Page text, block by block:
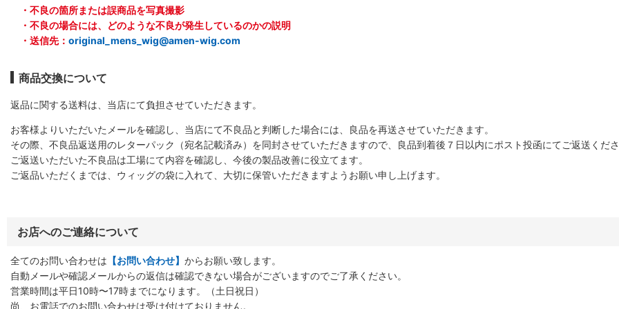
・不良の箇所または誤商品を写真撮影
・不良の場合には、どのような不良が発生しているのかの説明
・送信先：original_mens_wig@amen-wig.com
商品交換について
返品に関する送料は、当店にて負担させていただきます。
お客様よりいただいたメールを確認し、当店にて不良品と判断した場合には、良品を再送させていただきます。
その際、不良品返送用のレターパック（宛名記載済み）を同封させていただきますので、良品到着後７日以内にポスト投函にてご返送くだ
ご返送いただいた不良品は工場にて内容を確認し、今後の製品改善に役立てます。
ご返品いただくまでは、ウィッグの袋に入れて、大切に保管いただきますようお願い申し上げます。
お店へのご連絡について
全てのお問い合わせは 【お問い合わせ】 からお願い致します。
自動メールや確認メールからの返信は確認できない場合がございますのでご了承ください。
営業時間は平日10時〜17時までになります。（土日祝日）
尚、お電話でのお問い合わせは受け付けておりません。